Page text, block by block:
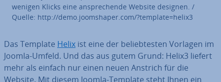
wenigen Klicks eine an­spre­chen­de Website designen. /
Quelle: http://demo.joomsha­per.com/?template=helix3
Das Template Helix ist eine der be­lieb­tes­ten Vorlagen im
Joomla-Umfeld. Und das aus gutem Grund: Helix3 liefert
mehr als einfach nur einen neuen Anstrich für die
Website. Mit diesem Joomla-Template steht Ihnen ein